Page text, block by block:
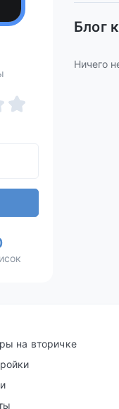
Блог
Ничего
на вторичке